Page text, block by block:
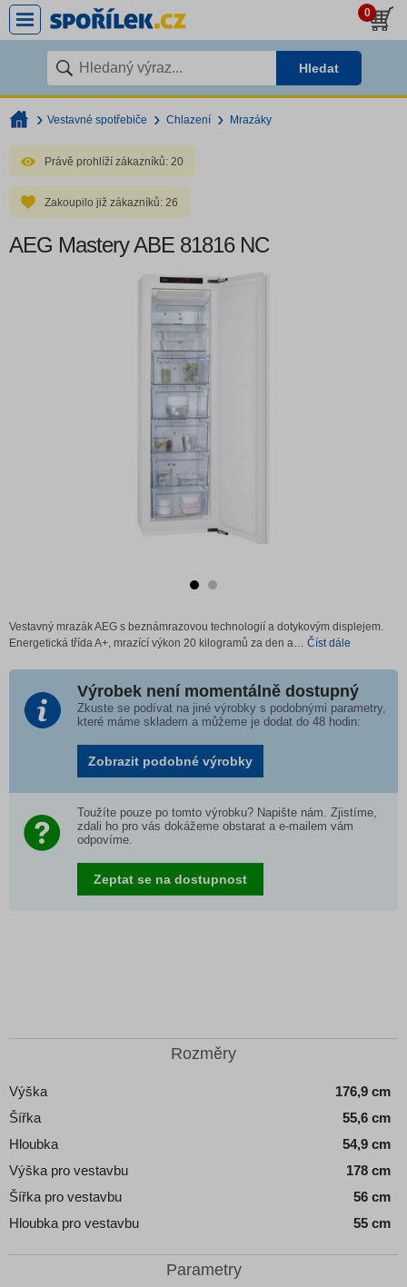
0
Hledat
Vestavné spotřebiče Chlazení Mrazáky
Právě prohlíží zákazníků: 20
Zakoupilo již zákazníků: 26
AEG Mastery ABE 81816 NC
Vestavný mrazák AEG s beznámrazovou technologií a dotykovým displejem.
Energetická třída A+, mrazící výkon 20 kilogramů za den a… Číst dále
Výrobek není momentálně dostupný
Zkuste se podívat na jiné výrobky s podobnými parametry,
které máme skladem a můžeme je dodat do 48 hodin:
Zobrazit podobné výrobky
Toužíte pouze po tomto výrobku? Napište nám. Zjistíme,
zdali ho pro vás dokážeme obstarat a e-mailem vám
odpovíme.
Zeptat se na dostupnost
Rozměry
Výška
176,9 cm
Šířka
55,6 cm
Hloubka
54,9 cm
Výška pro vestavbu
178 cm
Šířka pro vestavbu
56 cm
Hloubka pro vestavbu
55 cm
Parametry